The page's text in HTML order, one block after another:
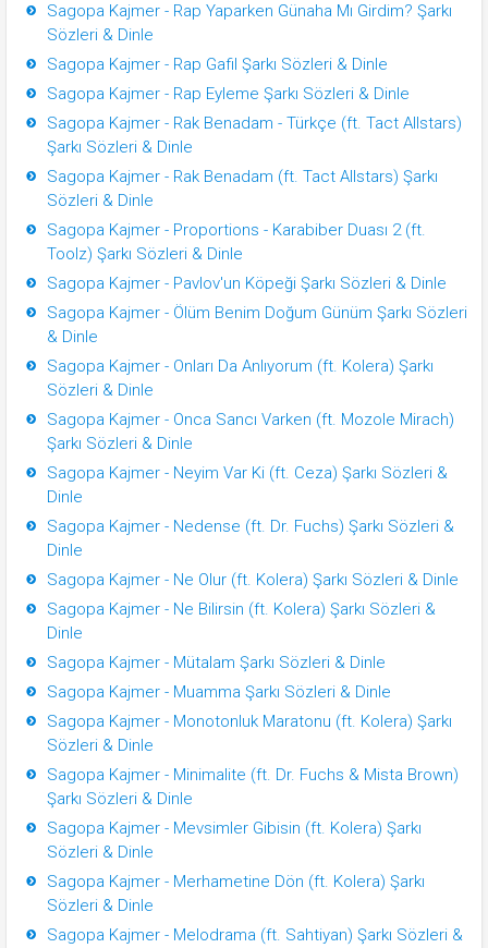
Sagopa Kajmer - Rap Yaparken Günaha Mı Girdim? Şarkı
Sözleri & Dinle
Sagopa Kajmer - Rap Gafil Şarkı Sözleri & Dinle
Sagopa Kajmer - Rap Eyleme Şarkı Sözleri & Dinle
Sagopa Kajmer - Rak Benadam - Türkçe (ft. Tact Allstars)
Şarkı Sözleri & Dinle
Sagopa Kajmer - Rak Benadam (ft. Tact Allstars) Şarkı
Sözleri & Dinle
Sagopa Kajmer - Proportions - Karabiber Duası 2 (ft.
Toolz) Şarkı Sözleri & Dinle
Sagopa Kajmer - Pavlov'un Köpeği Şarkı Sözleri & Dinle
Sagopa Kajmer - Ölüm Benim Doğum Günüm Şarkı Sözleri
& Dinle
Sagopa Kajmer - Onları Da Anlıyorum (ft. Kolera) Şarkı
Sözleri & Dinle
Sagopa Kajmer - Onca Sancı Varken (ft. Mozole Mirach)
Şarkı Sözleri & Dinle
Sagopa Kajmer - Neyim Var Ki (ft. Ceza) Şarkı Sözleri &
Dinle
Sagopa Kajmer - Nedense (ft. Dr. Fuchs) Şarkı Sözleri &
Dinle
Sagopa Kajmer - Ne Olur (ft. Kolera) Şarkı Sözleri & Dinle
Sagopa Kajmer - Ne Bilirsin (ft. Kolera) Şarkı Sözleri &
Dinle
Sagopa Kajmer - Mütalam Şarkı Sözleri & Dinle
Sagopa Kajmer - Muamma Şarkı Sözleri & Dinle
Sagopa Kajmer - Monotonluk Maratonu (ft. Kolera) Şarkı
Sözleri & Dinle
Sagopa Kajmer - Minimalite (ft. Dr. Fuchs & Mista Brown)
Şarkı Sözleri & Dinle
Sagopa Kajmer - Mevsimler Gibisin (ft. Kolera) Şarkı
Sözleri & Dinle
Sagopa Kajmer - Merhametine Dön (ft. Kolera) Şarkı
Sözleri & Dinle
Sagopa Kajmer - Melodrama (ft. Sahtiyan) Şarkı Sözleri &